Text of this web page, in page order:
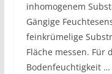
inhomogenem
Gängige
feinkrümelige
Fläche messen. Für
Bodenfeuchtigkeit …